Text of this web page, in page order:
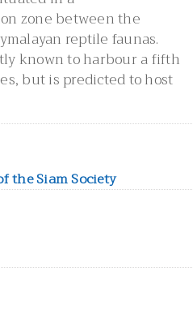
zone between the
reptile faunas.
known to harbour a fifth
but is predicted to host
the Siam Society